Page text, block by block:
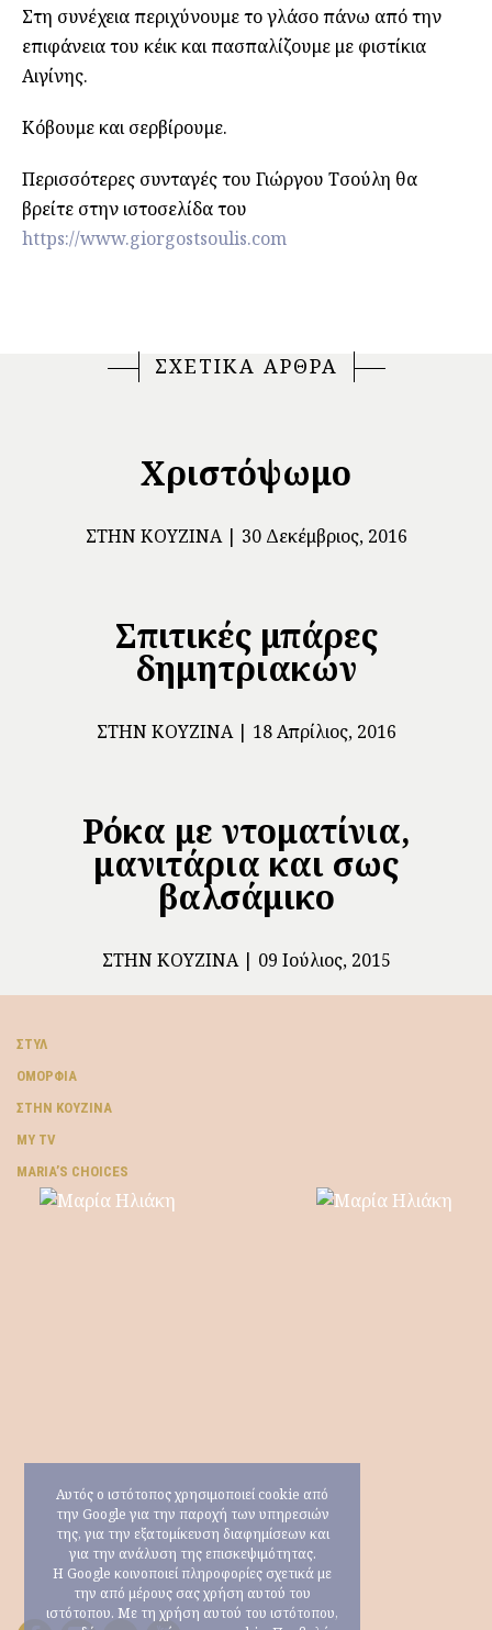
Στη συνέχεια περιχύνουμε το γλάσο πάνω από την
επιφάνεια του κέικ και πασπαλίζουμε με φιστίκια
Αιγίνης.
Κόβουμε και σερβίρουμε.
Περισσότερες συνταγές του Γιώργου Τσούλη θα
βρείτε στην ιστοσελίδα του
https://www.giorgostsoulis.com
ΣΧΕΤΙΚΑ ΑΡΘΡΑ
Χριστόψωμο
ΣΤΗΝ ΚΟΥΖΊΝΑ 30 Δεκέμβριος, 2016
Σπιτικές μπάρες
δημητριακών
ΣΤΗΝ ΚΟΥΖΊΝΑ 18 Απρίλιος, 2016
Ρόκα με ντοματίνια,
μανιτάρια και σως
βαλσάμικο
ΣΤΗΝ ΚΟΥΖΊΝΑ 09 Ιούλιος, 2015
ΣΤΥΛ
ΟΜΟΡΦΙΆ
ΣΤΗΝ ΚΟΥΖΊΝΑ
MY TV
ΜARIA’S CHOICES
Αυτός ο ιστότοπος χρησιμοποιεί cookie από
την Google για την παροχή των υπηρεσιών
της, για την εξατομίκευση διαφημίσεων και
για την ανάλυση της επισκεψιμότητας.
Η Google κοινοποιεί πληροφορίες σχετικά με
την από μέρους σας χρήση αυτού του
ιστότοπου. Με τη χρήση αυτού του ιστότοπου,